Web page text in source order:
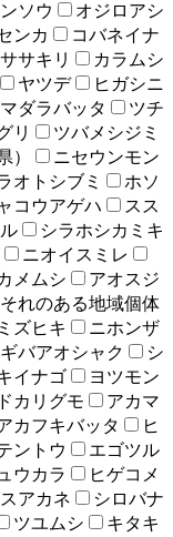
ソウ
オジロアシ
ンカ
コバネイナ
ササキリ
カラムシ
ヤツデ
ヒガシニ
マダラバッタ
ツチ
リ
ツバメシジミ
）
ニセウンモン
オトシブミ
ホソ
コウアゲハ
スス
シラホシカミキ
ニオイスミレ
メムシ
アオスジ
れのある地域個体
ズヒキ
ニホンザ
バアオシャク
シ
イナゴ
ヨツモン
カリグモ
アカマ
カフキバッタ
ヒ
ントウ
エゴツル
ウカラ
ヒゲコメ
アカネ
シロバナ
ツユムシ
キタキ